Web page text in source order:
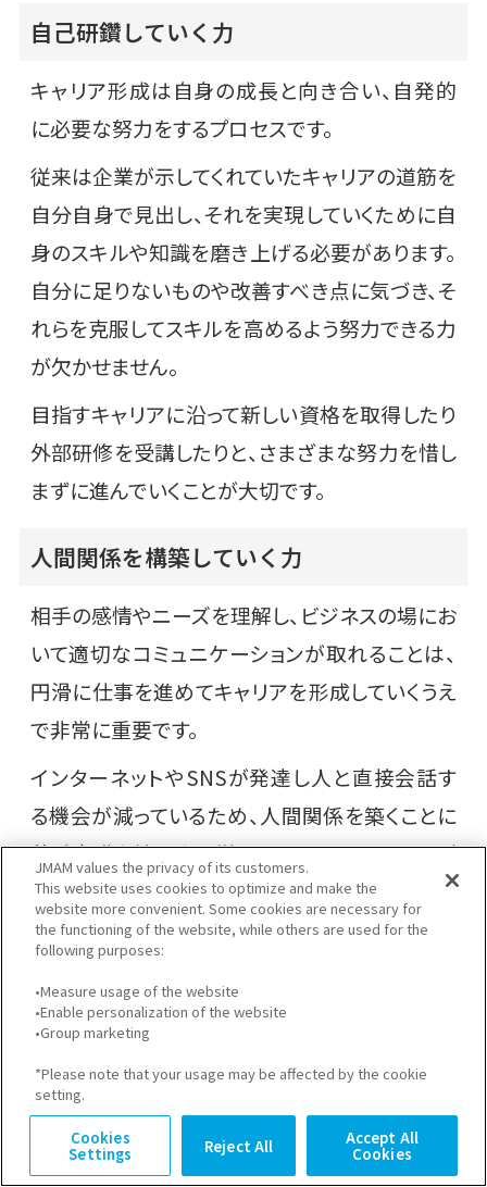
自己研鑽していく力
キャリア形成は自身の成長と向き合い、自発的
に必要な努力をするプロセスです。
従来は企業が示してくれていたキャリアの道筋を
自分自身で見出し、それを実現していくために自
身のスキルや知識を磨き上げる必要があります。
自分に足りないものや改善すべき点に気づき、そ
れらを克服してスキルを高めるよう努力できる力
が欠かせません。
目指すキャリアに沿って新しい資格を取得したり
外部研修を受講したりと、さまざまな努力を惜し
まずに進んでいくことが大切です。
人間関係を構築していく力
相手の感情やニーズを理解し、ビジネスの場にお
いて適切なコミュニケーションが取れることは、
円滑に仕事を進めてキャリアを形成していくうえ
で非常に重要です。
インターネットやSNSが発達し人と直接会話す
る機会が減っているため、人間関係を築くことに
苦手意識を持つ人も増えています。テレワークが
普及したとはいえ、人とのつながりは依然として
欠かせない要素だといえるでしょう。
客観視する力
できないと途中で行き詰まってしまう恐れがあり
ます。
たとえば自身の課題を見つけて目標設定をする
JMAM values the privacy of its customers.
This website uses cookies to optimize and make the
website more convenient. Some cookies are necessary for
the functioning of the website, while others are used for the
following purposes:
•Measure usage of the website
•Enable personalization of the website
•Group marketing
*Please note that your usage may be affected by the cookie
setting.
Cookies
Settings Reject All Accept All
Cookies